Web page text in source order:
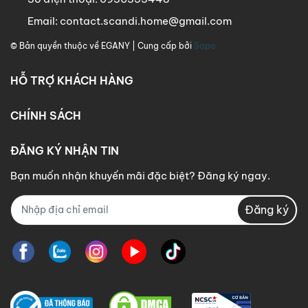
Email: contact.scandi.home@gmail.com
© Bản quyền thuộc về EGANY | Cung cấp bởi Sapo
HỖ TRỢ KHÁCH HÀNG
CHÍNH SÁCH
ĐĂNG KÝ NHẬN TIN
Bạn muốn nhận khuyến mãi đặc biệt? Đăng ký ngay.
Đăng ký